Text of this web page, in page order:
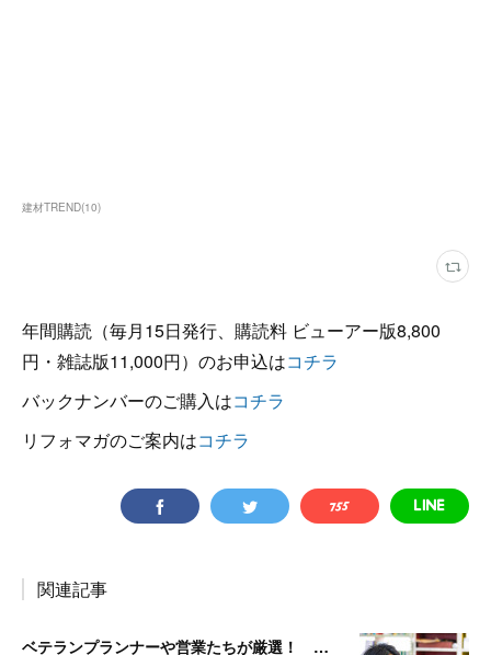
建材TREND(10)
年間購読（毎月15日発行、購読料 ビューアー版8,800
円・雑誌版11,000円）のお申込はコチラ
バックナンバーのご購入はコチラ
リフォマガのご案内はコチラ
関連記事
ベテランプランナーや営業たちが厳選！ 施主が喜ぶ設備・建材バイブル その10